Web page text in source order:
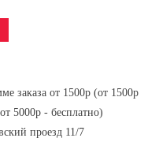
заказа от 1500р (от 1500р
5000р - бесплатно)
проезд 11/7